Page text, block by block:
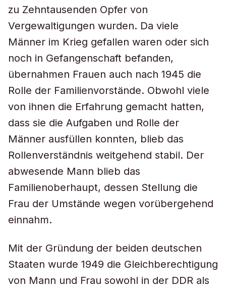
zu Zehntausenden Opfer von
Vergewaltigungen wurden. Da viele
Männer im Krieg gefallen waren oder sich
noch in Gefangenschaft befanden,
übernahmen Frauen auch nach 1945 die
Rolle der Familienvorstände. Obwohl viele
von ihnen die Erfahrung gemacht hatten,
dass sie die Aufgaben und Rolle der
Männer ausfüllen konnten, blieb das
Rollenverständnis weitgehend stabil. Der
abwesende Mann blieb das
Familienoberhaupt, dessen Stellung die
Frau der Umstände wegen vorübergehend
einnahm.
Mit der Gründung der beiden deutschen
Staaten wurde 1949 die Gleichberechtigung
von Mann und Frau sowohl in der DDR als